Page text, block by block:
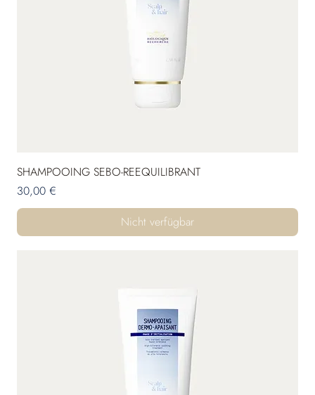
SHAMPOOING SEBO-REEQUILIBRANT
Preis
30,00 €
Nicht verfügbar